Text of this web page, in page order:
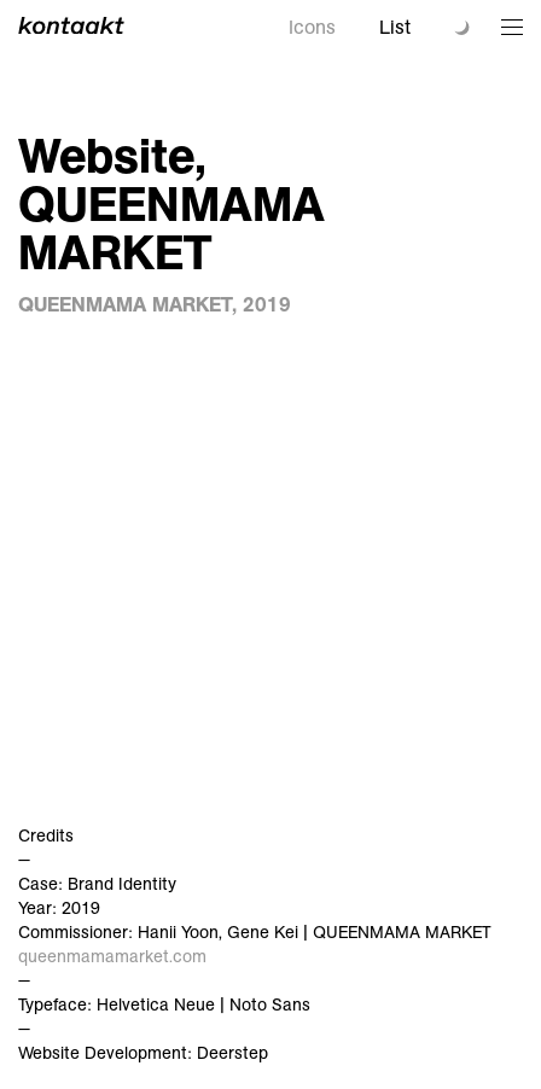
Icons List
Website,
QUEENMAMA
MARKET
QUEENMAMA MARKET, 2019
Credits
—
Case: Brand Identity
Year: 2019
Commissioner: Hanii Yoon, Gene Kei | QUEENMAMA MARKET
queenmamamarket.com
—
Typeface: Helvetica Neue | Noto Sans
—
Website Development: Deerstep